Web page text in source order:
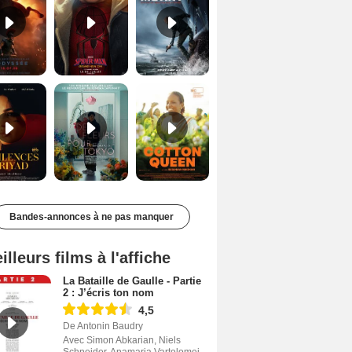
Les Silences de Riyad Bande-annonce VO STFR Cotton Queen Bande-annonce VO STFR
Bandes-annonces à ne pas manquer
films à l'affiche
La Bataille de Gaulle - Partie
2 : J’écris ton nom
4,5
De Antonin Baudry
Avec Simon Abkarian, Niels